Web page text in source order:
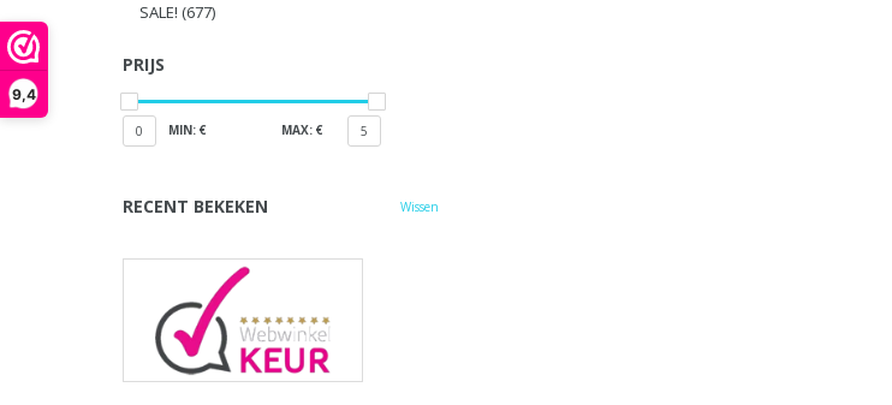
9,4
SALE! (677)
PRIJS
0 MIN: € MAX: € 5
RECENT BEKEKEN Wissen